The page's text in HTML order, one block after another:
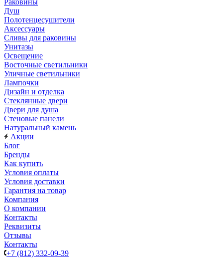
Раковины
Душ
Полотенцесушители
Аксессуары
Сливы для раковины
Унитазы
Освещение
Восточные светильники
Уличные светильники
Лампочки
Дизайн и отделка
Стеклянные двери
Двери для душа
Стеновые панели
Натуральный камень
Акции
Блог
Бренды
Как купить
Условия оплаты
Условия доставки
Гарантия на товар
Компания
О компании
Контакты
Реквизиты
Отзывы
Контакты
+7 (812) 332-09-39